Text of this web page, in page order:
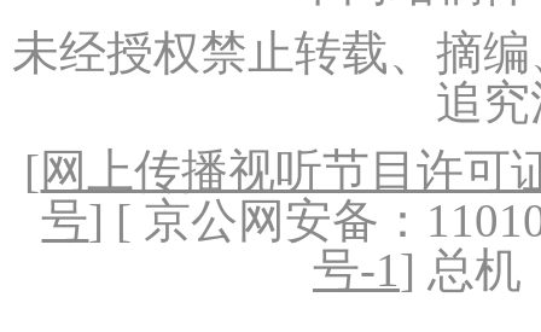
未经授权禁止转载、摘
追
[网上传播视听节目许可
号] [ 京公网安备：
号-1] 总机